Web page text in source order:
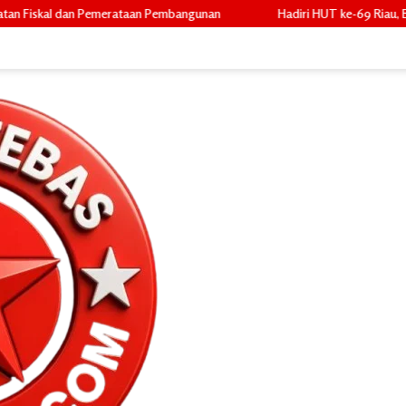
Hadiri HUT ke-69 Riau, Bupati Asmar Tekankan